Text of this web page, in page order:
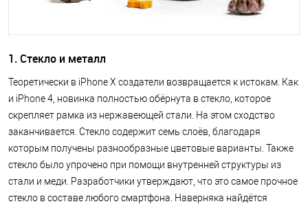
1. Стекло и металл
Теоретически в iPhone X создатели возвращается к истокам. Как
и iPhone 4, новинка полностью обёрнута в стекло, которое
скрепляет рамка из нержавеющей стали. На этом сходство
заканчивается. Стекло содержит семь слоёв, благодаря
которым получены разнообразные цветовые варианты. Также
стекло было упрочено при помощи внутренней структуры из
стали и меди. Разработчики утверждают, что это самое прочное
стекло в составе любого смартфона. Наверняка найдётся